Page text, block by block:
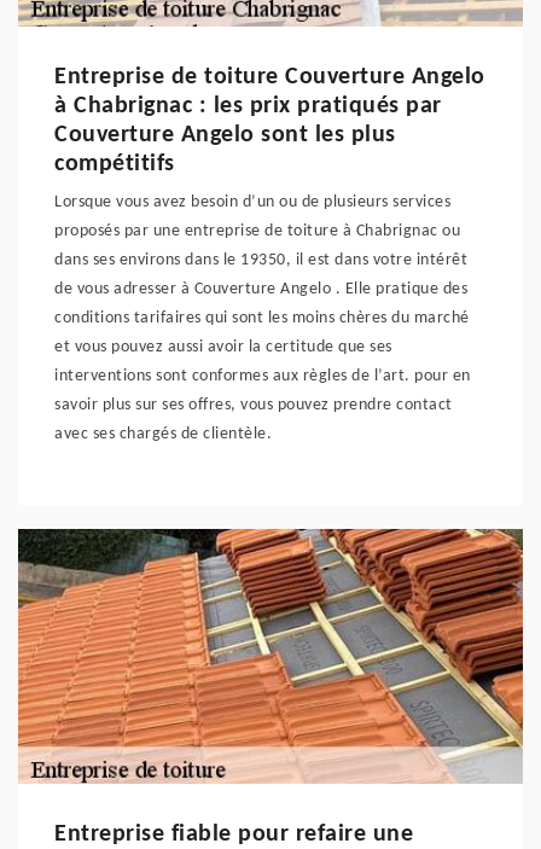
Entreprise de toiture Couverture Angelo
à Chabrignac : les prix pratiqués par
Couverture Angelo sont les plus
compétitifs
Lorsque vous avez besoin d’un ou de plusieurs services
proposés par une entreprise de toiture à Chabrignac ou
dans ses environs dans le 19350, il est dans votre intérêt
de vous adresser à Couverture Angelo . Elle pratique des
conditions tarifaires qui sont les moins chères du marché
et vous pouvez aussi avoir la certitude que ses
interventions sont conformes aux règles de l’art. pour en
savoir plus sur ses offres, vous pouvez prendre contact
avec ses chargés de clientèle.
Entreprise fiable pour refaire une